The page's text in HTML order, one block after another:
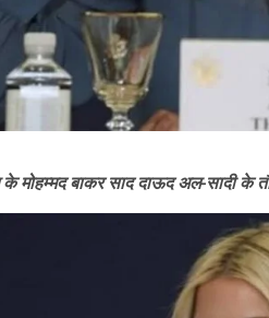
मोहम्मद बाकर साद दाऊद अल-सादी के